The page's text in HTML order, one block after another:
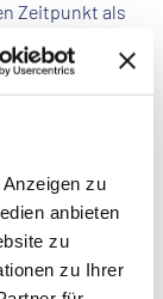
zu
anbieten
zu
zu Ihrer
Zeitpunkt als